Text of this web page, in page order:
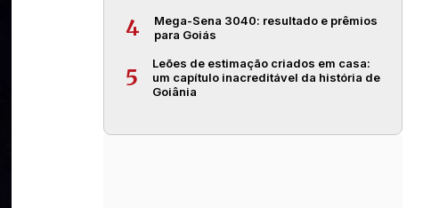
4
Mega-Sena 3040: resultado e prêmios
para Goiás
5
Leões de estimação criados em casa:
um capítulo inacreditável da história de
Goiânia